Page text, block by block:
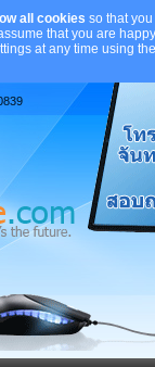
all cookies so that
that you are
at any time using